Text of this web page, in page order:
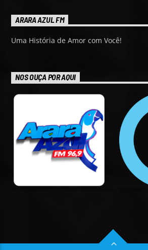
ARARA AZUL FM
Uma História de Amor com Você!
NOS OUÇA POR AQUI